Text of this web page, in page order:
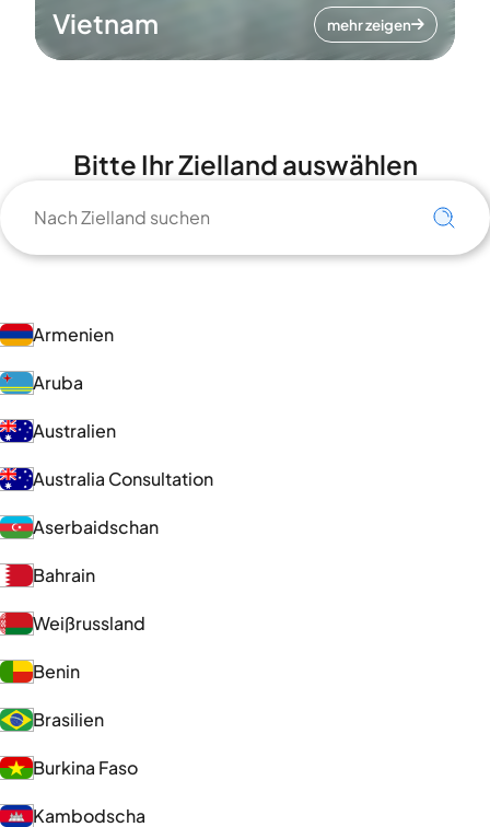
Vietnam mehr zeigen
Bitte Ihr Zielland auswählen
Armenien
Aruba
Australien
Australia Consultation
Aserbaidschan
Bahrain
Weißrussland
Benin
Brasilien
Burkina Faso
Kambodscha